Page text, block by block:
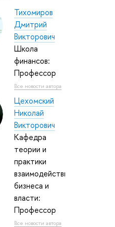
Тихомиров
Дмитрий
Викторович
Школа
финансов:
Профессор
Все новости автора
Цехомский
Николай
Викторович
Кафедра
теории и
практики
взаимодействия
бизнеса и
власти:
Профессор
Все новости автора